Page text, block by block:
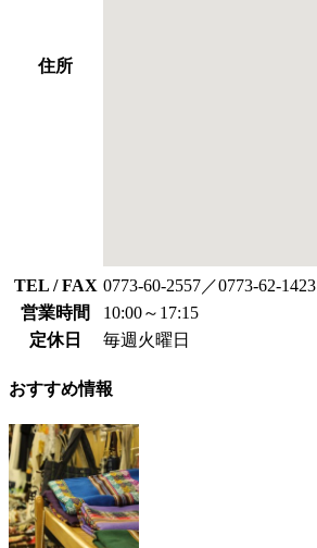
住所
TEL / FAX 0773-60-2557／0773-62-1423
営業時間
10:00～17:15
定休日
毎週火曜日
おすすめ情報